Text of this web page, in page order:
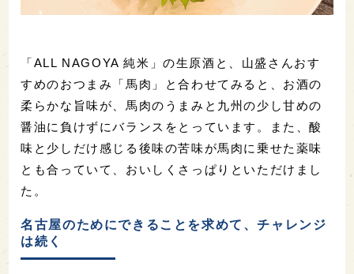
「ALL NAGOYA 純米」の生原酒と、山盛さんおす
すめのおつまみ「馬肉」と合わせてみると、お酒の
柔らかな旨味が、馬肉のうまみと九州の少し甘めの
醤油に負けずにバランスをとっています。また、酸
味と少しだけ感じる後味の苦味が馬肉に乗せた薬味
とも合っていて、おいしくさっぱりといただけまし
た。
名古屋のためにできることを求めて、チャレンジ
は続く